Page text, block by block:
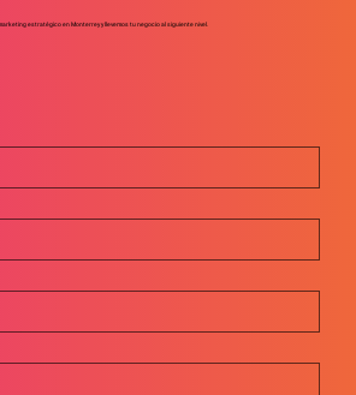
estratégico en Monterrey y llevemos tu negocio al siguiente nivel.